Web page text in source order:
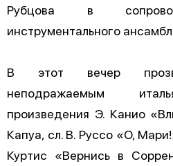
Рубцова в
инструментального
В этот вечер
неподражаемым
произведения Э. Канио
Капуа, сл. В. Руссо «О,
Куртис «Вернись в